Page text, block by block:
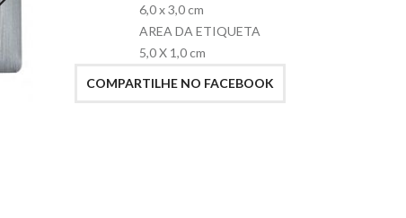
6,0 x 3,0 cm
AREA DA ETIQUETA
5,0 X 1,0 cm
COMPARTILHE NO FACEBOOK